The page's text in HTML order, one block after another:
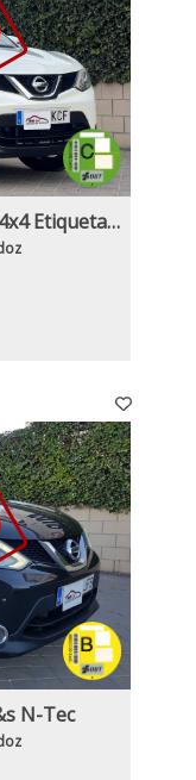
Nissan Qashqai 1.6dCi 130Cv 4x4 Etiqueta C
N-Tec